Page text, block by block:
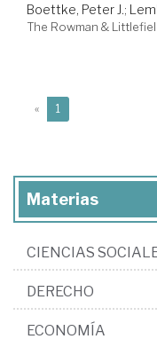
Boettke, Peter J.;
The Rowman &
« 1
Materias
CIENCIAS
DERECHO
ECONOMÍA